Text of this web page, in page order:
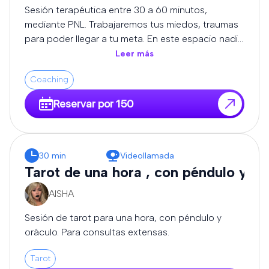
cómo avanzar con mayor conciencia y
empoderamiento. 💫 ¿Para quién es este servicio?
Para quienes buscan más que predicciones. Si
deseas comprender el “por qué” detrás de lo que
este servicio es para ti. 🌟 Beneficios: Claridad en
momentos de duda Acompañamiento en
procesos de cambio Comprensión emocional y
espiritual Dirección y motivación para avanzar
Cada lectura se realiza en un espacio seguro,
confidencial y enriquecedor, donde tu crecimiento
personal es lo más importante. 🌙 Reserva tu
lectura ahora y comienza a transformar tu realidad
desde la conciencia.
Sesión terapéutica entre 30 a 60 minutos,
mediante PNL. Trabajaremos tus miedos, traumas
para poder llegar a tu meta. En este espacio nadie
te juzgará, estaré para escucharte.
Leer más
Coaching
Reservar por 150
30 min Videollamada
Tarot de una hora , con péndulo y
AISHA
Sesión de tarot para una hora, con péndulo y
oráculo. Para consultas extensas.
Tarot